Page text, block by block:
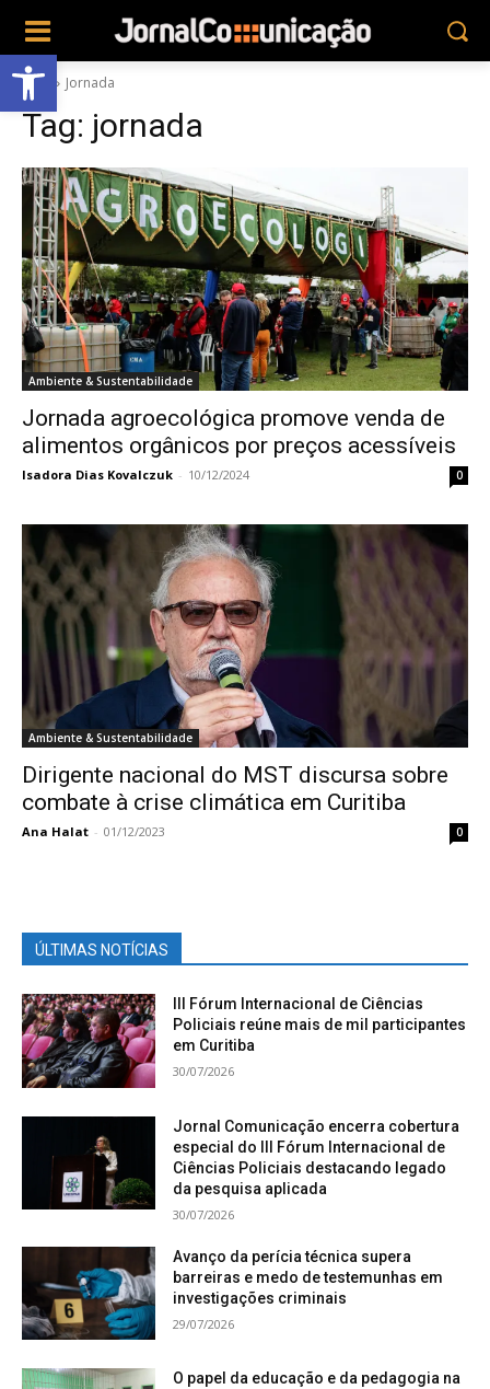
Abrir a barra de ferramentas
Tags Jornada
Tag: jornada
Ambiente & Sustentabilidade
Jornada agroecológica promove venda de
alimentos orgânicos por preços acessíveis
Isadora Dias Kovalczuk - 10/12/2024 0
Ambiente & Sustentabilidade
Dirigente nacional do MST discursa sobre
combate à crise climática em Curitiba
Ana Halat - 01/12/2023 0
ÚLTIMAS NOTÍCIAS
III Fórum Internacional de Ciências
Policiais reúne mais de mil participantes
em Curitiba
30/07/2026
Jornal Comunicação encerra cobertura
especial do III Fórum Internacional de
Ciências Policiais destacando legado
da pesquisa aplicada
30/07/2026
Avanço da perícia técnica supera
barreiras e medo de testemunhas em
investigações criminais
29/07/2026
O papel da educação e da pedagogia na